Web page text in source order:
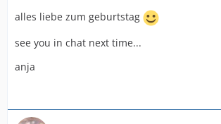
alles liebe zum geburtstag
see you in chat next time...
anja